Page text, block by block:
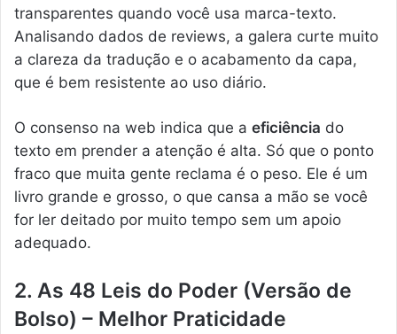
transparentes quando você usa marca-texto.
Analisando dados de reviews, a galera curte muito
a clareza da tradução e o acabamento da capa,
que é bem resistente ao uso diário.
O consenso na web indica que a eficiência do
texto em prender a atenção é alta. Só que o ponto
fraco que muita gente reclama é o peso. Ele é um
livro grande e grosso, o que cansa a mão se você
for ler deitado por muito tempo sem um apoio
adequado.
2. As 48 Leis do Poder (Versão de
Bolso) – Melhor Praticidade